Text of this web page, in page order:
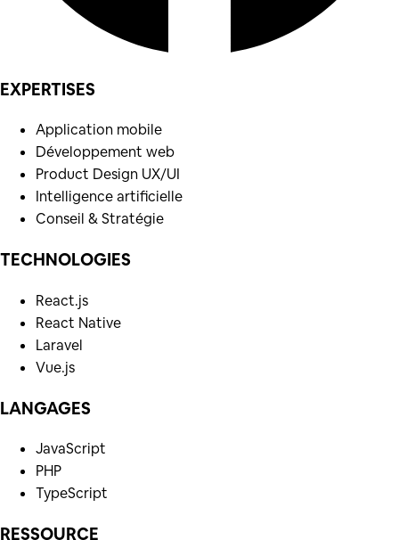
EXPERTISES
Application mobile
Développement web
Product Design UX/UI
Intelligence artificielle
Conseil & Stratégie
TECHNOLOGIES
React.js
React Native
Laravel
Vue.js
LANGAGES
JavaScript
PHP
TypeScript
RESSOURCE